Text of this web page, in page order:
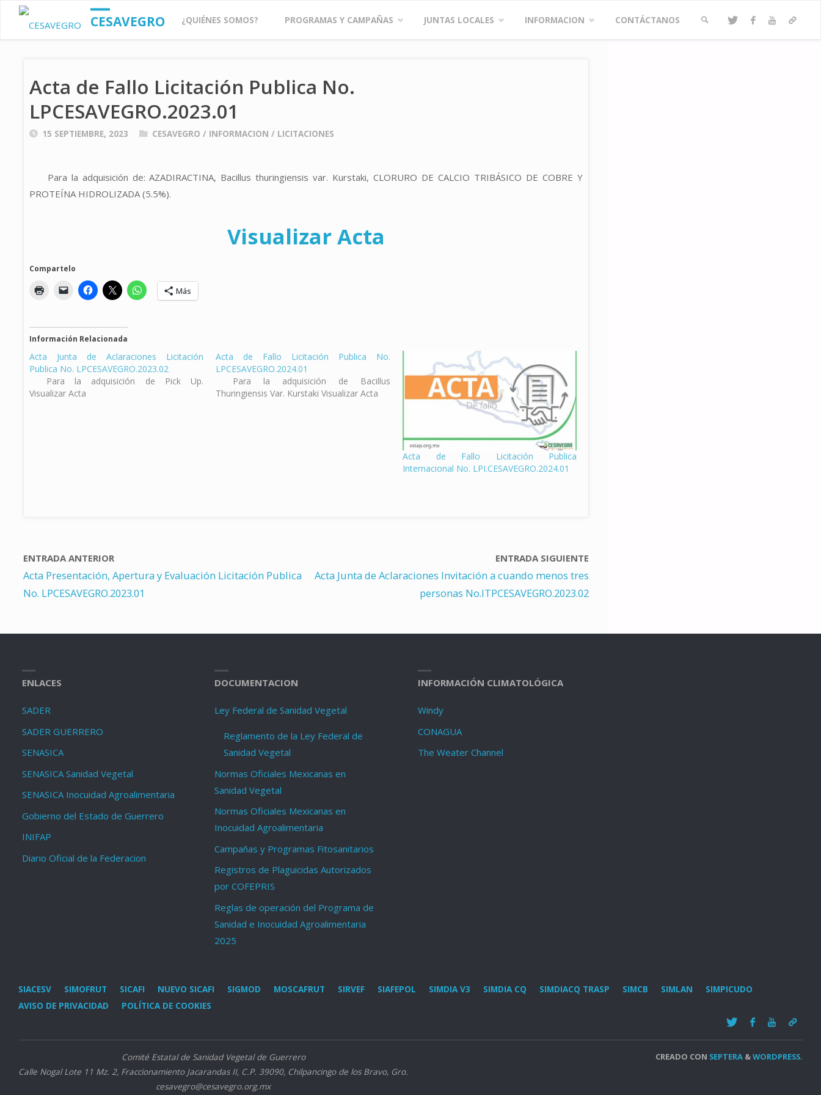
CESAVEGRO Saltar
contenido
¿QUIÉNES SOMOS? PROGRAMAS Y CAMPAÑAS JUNTAS LOCALES INFORMACION CONTÁCTANOS
Acta de Fallo Licitación Publica No.
LPCESAVEGRO.2023.01
15 SEPTIEMBRE, 2023 CESAVEGRO / INFORMACION / LICITACIONES
Para la adquisición de: AZADIRACTINA, Bacillus thuringiensis var. Kurstaki, CLORURO DE CALCIO TRIBÁSICO DE COBRE Y
PROTEÍNA HIDROLIZADA (5.5%).
Visualizar Acta
Compartelo
Más
Información Relacionada
Acta Junta de Aclaraciones Licitación
Publica No. LPCESAVEGRO.2023.02
Para la adquisición de Pick Up.
Visualizar Acta
Acta de Fallo Licitación Publica No.
LPCESAVEGRO.2024.01
Para la adquisición de Bacillus
Thuringiensis Var. Kurstaki Visualizar Acta
Acta de Fallo Licitación Publica
Internacional No. LPI.CESAVEGRO.2024.01
ENTRADA ANTERIOR
Acta Presentación, Apertura y Evaluación Licitación Publica
No. LPCESAVEGRO.2023.01
ENTRADA SIGUIENTE
Acta Junta de Aclaraciones Invitación a cuando menos tres
personas No.ITPCESAVEGRO.2023.02
ENLACES
SADER
SADER GUERRERO
SENASICA
SENASICA Sanidad Vegetal
SENASICA Inocuidad Agroalimentaria
Gobierno del Estado de Guerrero
INIFAP
Diario Oficial de la Federacion
DOCUMENTACION
Ley Federal de Sanidad Vegetal
Reglamento de la Ley Federal de
Sanidad Vegetal
Normas Oficiales Mexicanas en
Sanidad Vegetal
Normas Oficiales Mexicanas en
Inocuidad Agroalimentaria
Campañas y Programas Fitosanitarios
Registros de Plaguicidas Autorizados
por COFEPRIS
Reglas de operación del Programa de
Sanidad e Inocuidad Agroalimentaria
2025
INFORMACIÓN CLIMATOLÓGICA
Windy
CONAGUA
The Weater Channel
SIACESV SIMOFRUT SICAFI NUEVO SICAFI SIGMOD MOSCAFRUT SIRVEF SIAFEPOL SIMDIA V3 SIMDIA CQ SIMDIACQ TRASP SIMCB SIMLAN
SIMPICUDO
AVISO DE PRIVACIDAD
POLÍTICA DE COOKIES
Comité Estatal de Sanidad Vegetal de Guerrero
Calle Nogal Lote 11 Mz. 2, Fraccionamiento Jacarandas II, C.P. 39090, Chilpancingo de los Bravo, Gro.
cesavegro@cesavegro.org.mx
CREADO CON SEPTERA &WORDPRESS.